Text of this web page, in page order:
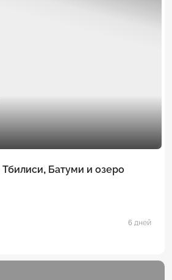
Тбилиси, Батуми и озеро
6 дней